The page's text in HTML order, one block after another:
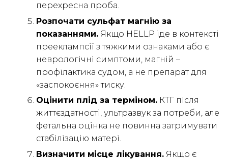
перехресна проба.
Розпочати сульфат магнію за
показаннями. Якщо HELLP іде в контексті
прееклампсії з тяжкими ознаками або є
неврологічні симптоми, магній –
профілактика судом, а не препарат для
«заспокоєння» тиску.
Оцінити плід за терміном. КТГ після
життєздатності, ультразвук за потреби, але
фетальна оцінка не повинна затримувати
стабілізацію матері.
Визначити місце лікування. Якщо є